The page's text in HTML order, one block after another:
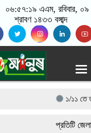
০৬:৫৭:১৯ এএম, রবিবার,
শ্রাবণ ১৪৩৩ বঙ্গাব্দ
১/১১ তে
প্রসিকিউটর
প্রতিটি